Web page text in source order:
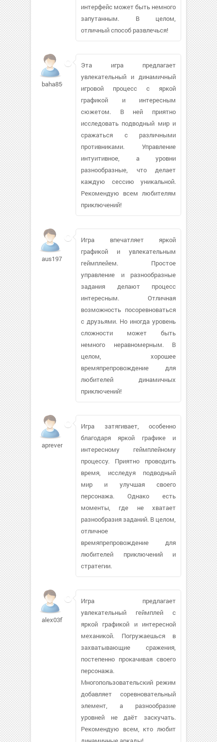
интерфейс может быть немного
запутанным. В целом,
отличный способ развлечься!
baha8508
Эта игра предлагает
увлекательный и динамичный
игровой процесс с яркой
графикой и интересным
сюжетом. В ней приятно
исследовать подводный мир и
сражаться с различными
противниками. Управление
интуитивное, а уровни
разнообразные, что делает
каждую сессию уникальной.
Рекомендую всем любителям
приключений!
aus1975
Игра впечатляет яркой
графикой и увлекательным
геймплейем. Простое
управление и разнообразные
задания делают процесс
интересным. Отличная
возможность посоревноваться
с друзьями. Но иногда уровень
сложности может быть
немного неравномерным. В
целом, хорошее
времяпрепровождение для
любителей динамичных
приключений!
apreverte
Игра затягивает, особенно
благодаря яркой графике и
интересному геймплейному
процессу. Приятно проводить
время, исследуя подводный
мир и улучшая своего
персонажа. Однако есть
моменты, где не хватает
разнообразия заданий. В целом,
отличное
времяпрепровождение для
любителей приключений и
стратегии.
alex03fil
Игра предлагает
увлекательный геймплей с
яркой графикой и интересной
механикой. Погружаешься в
захватывающие сражения,
постепенно прокачивая своего
персонажа.
Многопользовательский режим
добавляет соревновательный
элемент, а разнообразие
уровней не даёт заскучать.
Рекомендую всем, кто любит